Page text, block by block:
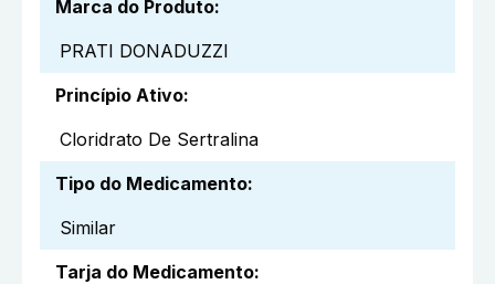
Marca do Produto:
PRATI DONADUZZI
Princípio Ativo:
Cloridrato De Sertralina
Tipo do Medicamento:
Similar
Tarja do Medicamento: